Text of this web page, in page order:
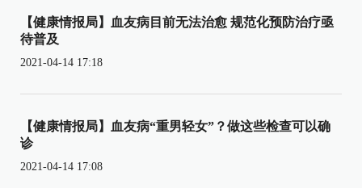
【健康情报局】血友病目前无法治愈 规范化预防治疗亟
待普及
2021-04-14 17:18
【健康情报局】血友病“重男轻女”？做这些检查可以确
诊
2021-04-14 17:08